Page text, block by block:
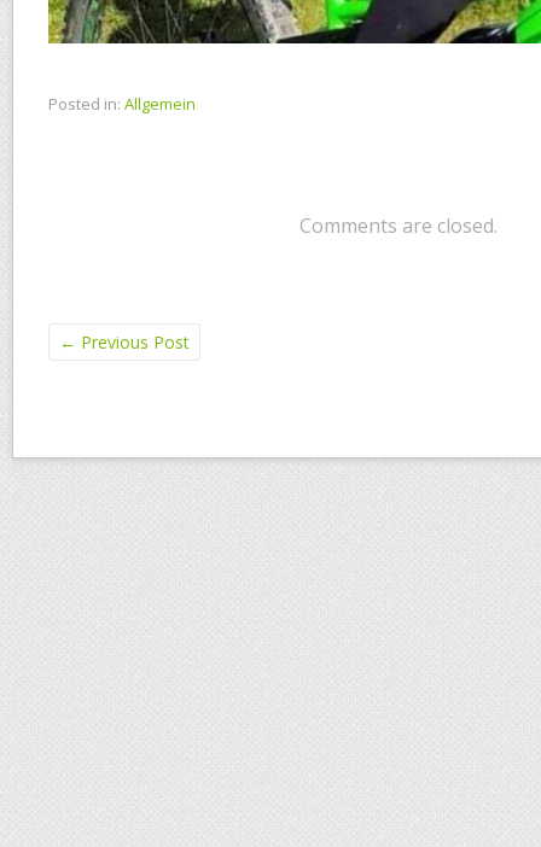
Posted in: Allgemein
Comments are closed.
← Previous Post